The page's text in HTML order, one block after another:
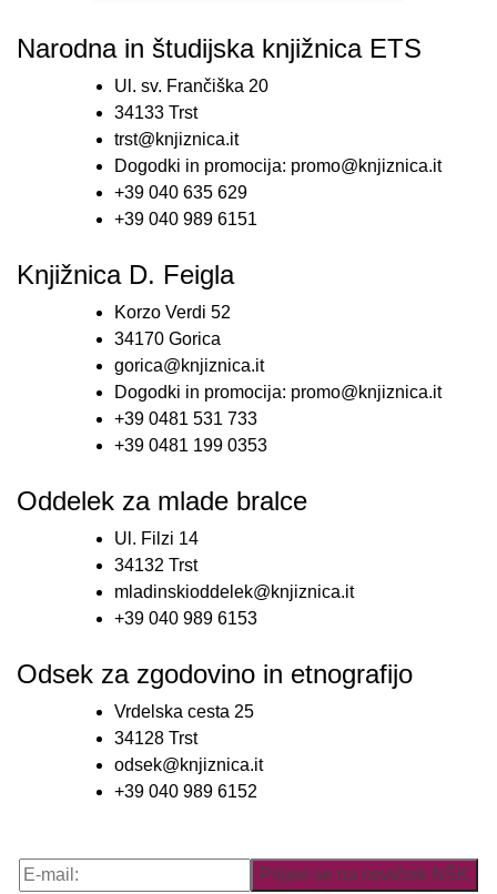
Narodna in študijska knjižnica ETS
Ul. sv. Frančiška 20
34133 Trst
trst@knjiznica.it
Dogodki in promocija: promo@knjiznica.it
+39 040 635 629
+39 040 989 6151
Knjižnica D. Feigla
Korzo Verdi 52
34170 Gorica
gorica@knjiznica.it
Dogodki in promocija: promo@knjiznica.it
+39 0481 531 733
+39 0481 199 0353
Oddelek za mlade bralce
Ul. Filzi 14
34132 Trst
mladinskioddelek@knjiznica.it
+39 040 989 6153
Odsek za zgodovino in etnografijo
Vrdelska cesta 25
34128 Trst
odsek@knjiznica.it
+39 040 989 6152